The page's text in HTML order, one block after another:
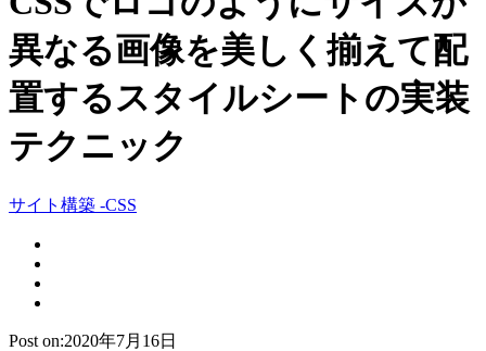
異なる画像を美しく揃えて配
置するスタイルシートの実装
テクニック
サイト構築 -CSS
Post on:2020年7月16日